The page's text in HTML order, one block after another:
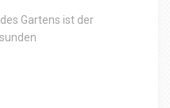
Gartens ist der